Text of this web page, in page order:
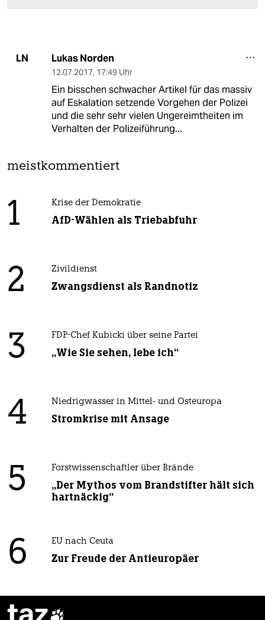
LN Lukas Norden
12.07.2017, 17:49 Uhr
Ein bisschen schwacher Artikel für das massiv
auf Eskalation setzende Vorgehen der Polizei
und die sehr sehr vielen Ungereimtheiten im
Verhalten der Polizeiführung...
meistkommentiert
1 Krise der Demokratie
AfD-Wählen als Triebabfuhr
2 Zivildienst
Zwangsdienst als Randnotiz
3 FDP-Chef Kubicki über seine Partei
„Wie Sie sehen, lebe ich“
4 Niedrigwasser in Mittel- und Osteuropa
Stromkrise mit Ansage
5 Forstwissenschaftler über Brände
„Der Mythos vom Brandstifter hält sich
hartnäckig“
6 EU nach Ceuta
Zur Freude der Antieuropäer